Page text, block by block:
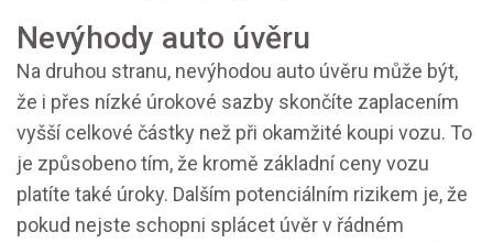
Nevýhody auto úvěru
Na druhou stranu, nevýhodou auto úvěru může být,
že i přes nízké úrokové sazby skončíte zaplacením
vyšší celkové částky než při okamžité koupi vozu. To
je způsobeno tím, že kromě základní ceny vozu
platíte také úroky. Dalším potenciálním rizikem je, že
pokud nejste schopni splácet úvěr v řádném